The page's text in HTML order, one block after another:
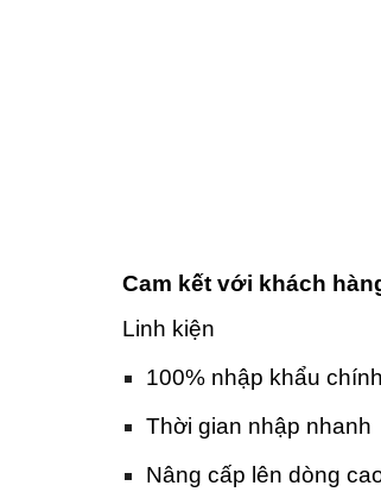
Cam kết với khách
Linh kiện
100% nhập khẩu
Thời gian nhập nhanh
Nâng cấp lên dòng